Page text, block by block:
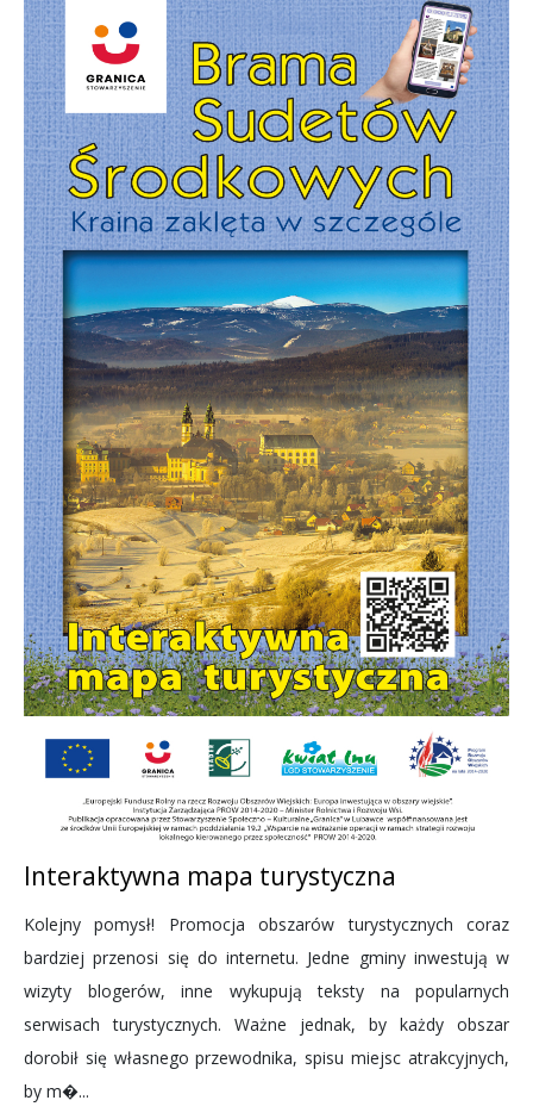
Interaktywna mapa turystyczna
Kolejny pomysł! Promocja obszarów turystycznych coraz
bardziej przenosi się do internetu. Jedne gminy inwestują w
wizyty blogerów, inne wykupują teksty na popularnych
serwisach turystycznych. Ważne jednak, by każdy obszar
dorobił się własnego przewodnika, spisu miejsc atrakcyjnych,
by m�...